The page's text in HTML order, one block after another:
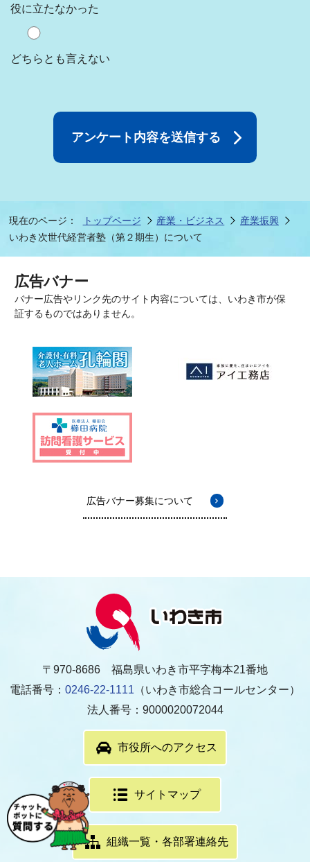
役に立たなかった
どちらとも言えない
現在のページ： トップページ 産業・ビジネス
産業振興
いわき次世代経営者塾（第２期生）について
広告バナー
バナー広告やリンク先のサイト内容については、いわき市が保
証するものではありません。
広告バナー募集について
〒970-8686 福島県いわき市平字梅本21番地
電話番号： 0246-22-1111 （いわき市総合コールセンター）
法人番号：9000020072044
市役所へのアクセス
サイトマップ
組織一覧・各部署連絡先